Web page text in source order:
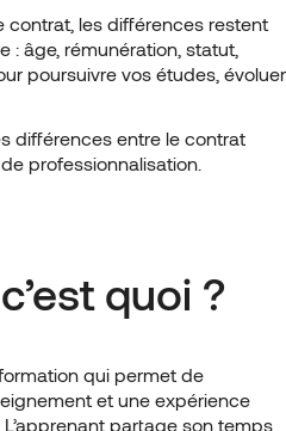
les différences restent
âge, rémunération, statut,
poursuivre vos études, évoluer
différences entre le contrat
professionnalisation.
quoi ?
qui permet de
et une expérience
partage son temps